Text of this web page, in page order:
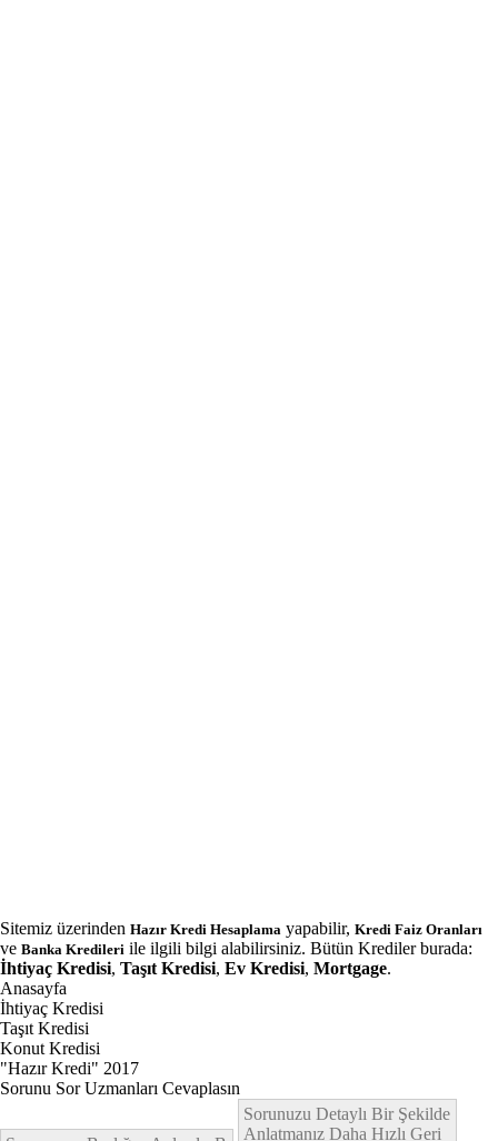
Sitemiz üzerinden Hazır Kredi Hesaplama yapabilir, Kredi Faiz Oranları
ve Banka Kredileri ile ilgili bilgi alabilirsiniz. Bütün Krediler burada:
İhtiyaç Kredisi, Taşıt Kredisi, Ev Kredisi, Mortgage.
Anasayfa
İhtiyaç Kredisi
Taşıt Kredisi
Konut Kredisi
"Hazır Kredi" 2017
Sorunu Sor Uzmanları Cevaplasın